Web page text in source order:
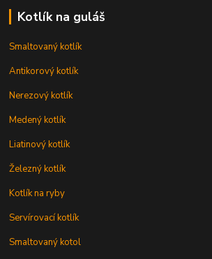
Kotlík na guláš
Smaltovaný kotlík
Antikorový kotlík
Nerezový kotlík
Medený kotlík
Liatinový kotlík
Železný kotlík
Kotlík na ryby
Servírovací kotlík
Smaltovaný kotol